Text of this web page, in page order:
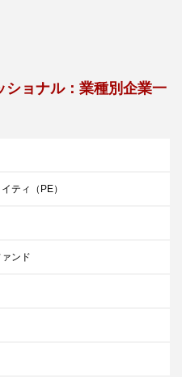
ショナル：業種別企業一
ティ（PE）
ンド